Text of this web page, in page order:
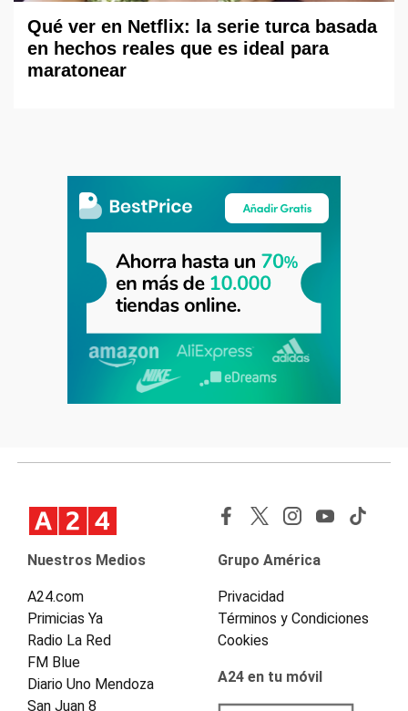
Qué ver en Netflix: la serie turca basada
en hechos reales que es ideal para
maratonear
Nuestros Medios
A24.com
Primicias Ya
Radio La Red
FM Blue
Diario Uno Mendoza
San Juan 8
Grupo América
Privacidad
Términos y Condiciones
Cookies
A24 en tu móvil